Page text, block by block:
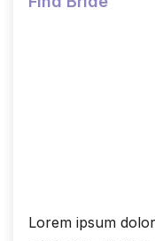
Lorem ipsum